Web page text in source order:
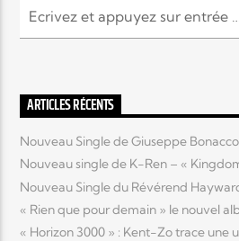
ARTICLES RÉCENTS
Nouveau Single de Giuseppe
Nouveau single de K-Ren – «
Nouveau Single du Révérend
« Rien que pour demain » le nouvel
« Horizon 3000 » : Kent-Zo trace une